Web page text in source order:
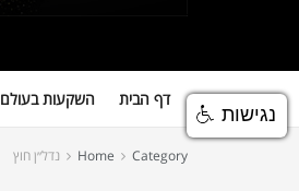
דף הבית השקעות בעולם
Home Category נדל״ן חוץ
נגישות